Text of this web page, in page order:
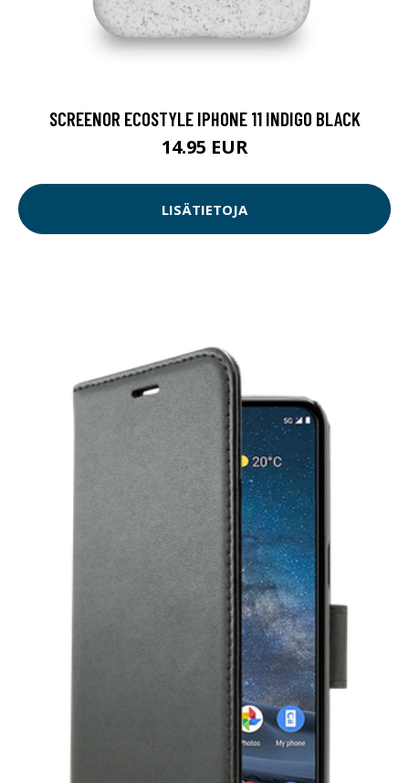
SCREENOR ECOSTYLE IPHONE 11 INDIGO BLACK
14.95 EUR
LISÄTIETOJA